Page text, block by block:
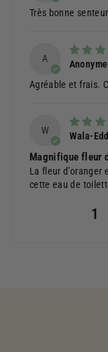
Très bonne senteur
A
Anonyme
Agréable et frais.
W
Wala-
Magnifique fleur
La fleur
cette eau de
1